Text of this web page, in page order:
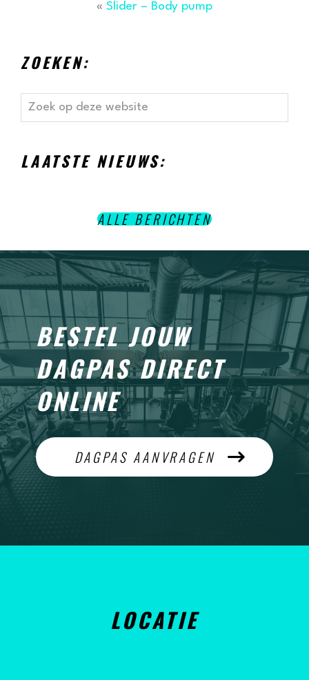
« Slider – Body pump
ZOEKEN:
Zoek
op
website
LAATSTE NIEUWS:
ALLE BERICHTEN
BESTEL JOUW
DAGPAS DIRECT
ONLINE
DAGPAS AANVRAGEN
LOCATIE